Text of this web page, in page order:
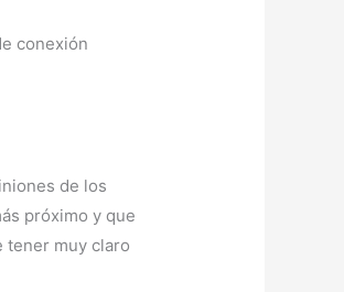
conexión
de los
próximo y que
tener muy claro